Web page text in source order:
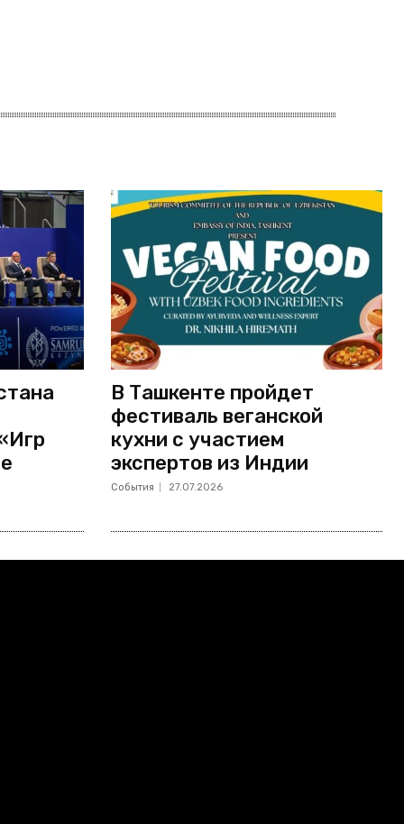
В Ташкенте пройдет
фестиваль веганской
кухни с участием
экспертов из Индии
События 27.07.2026